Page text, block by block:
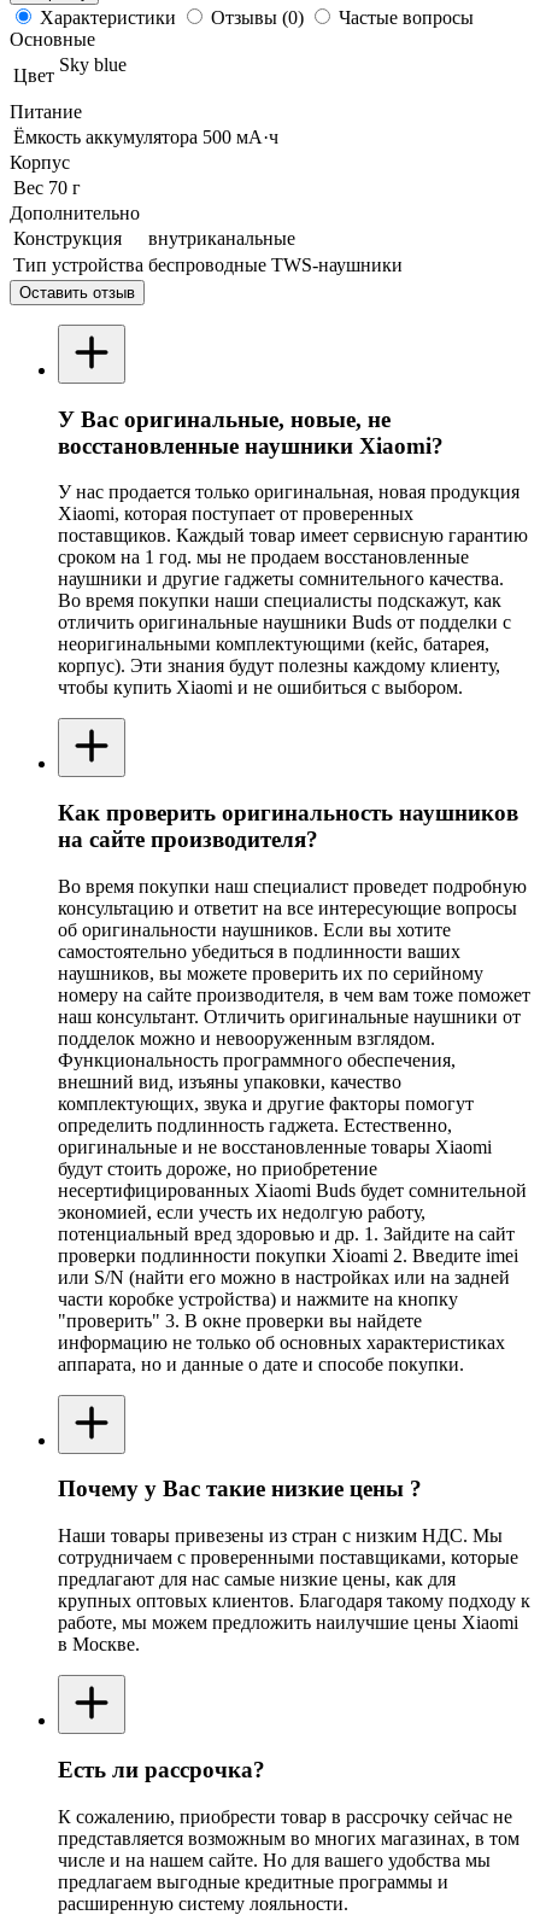
Характеристики Отзывы (0)
Частые вопросы
Основные
Цвет
Sky blue
Питание
Ёмкость аккумулятора 500 мА·ч
Корпус
Вес 70 г
Дополнительно
Конструкция
внутриканальные
Тип устройства беспроводные TWS-наушники
Оставить отзыв
У Вас оригинальные, новые, не
восстановленные наушники Xiaomi?
У нас продается только оригинальная, новая продукция
Xiaomi, которая поступает от проверенных
поставщиков. Каждый товар имеет сервисную гарантию
сроком на 1 год. мы не продаем восстановленные
наушники и другие гаджеты сомнительного качества.
Во время покупки наши специалисты подскажут, как
отличить оригинальные наушники Buds от подделки с
неоригинальными комплектующими (кейс, батарея,
корпус). Эти знания будут полезны каждому клиенту,
чтобы купить Xiaomi и не ошибиться с выбором.
Как проверить оригинальность наушников
на сайте производителя?
Во время покупки наш специалист проведет подробную
консультацию и ответит на все интересующие вопросы
об оригинальности наушников. Если вы хотите
самостоятельно убедиться в подлинности ваших
наушников, вы можете проверить их по серийному
номеру на сайте производителя, в чем вам тоже поможет
наш консультант. Отличить оригинальные наушники от
подделок можно и невооруженным взглядом.
Функциональность программного обеспечения,
внешний вид, изъяны упаковки, качество
комплектующих, звука и другие факторы помогут
определить подлинность гаджета. Естественно,
оригинальные и не восстановленные товары Xiaomi
будут стоить дороже, но приобретение
несертифицированных Xiaomi Buds будет сомнительной
экономией, если учесть их недолгую работу,
потенциальный вред здоровью и др. 1. Зайдите на сайт
проверки подлинности покупки Xioami 2. Введите imei
или S/N (найти его можно в настройках или на задней
части коробке устройства) и нажмите на кнопку
"проверить" 3. В окне проверки вы найдете
информацию не только об основных характеристиках
аппарата, но и данные о дате и способе покупки.
Почему у Вас такие низкие цены ?
Наши товары привезены из стран с низким НДС. Мы
сотрудничаем с проверенными поставщиками, которые
предлагают для нас самые низкие цены, как для
крупных оптовых клиентов. Благодаря такому подходу к
работе, мы можем предложить наилучшие цены Xiaomi
в Москве.
Есть ли рассрочка?
К сожалению, приобрести товар в рассрочку сейчас не
представляется возможным во многих магазинах, в том
числе и на нашем сайте. Но для вашего удобства мы
предлагаем выгодные кредитные программы и
расширенную систему лояльности.